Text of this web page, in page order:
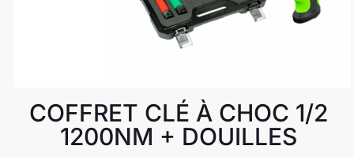
COFFRET CLÉ À CHOC 1/2
1200NM + DOUILLES